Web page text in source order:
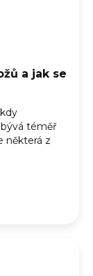
a jak se
téměř
některá z